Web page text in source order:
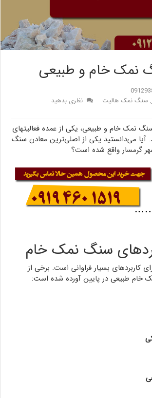
نمک خام و طبیعی
, سنگ نمک هالیت
نظری بدهید
نمک خام و طبیعی، یکی از عمده فعالیتهای
آیا می‌دانستید یکی از اصلی‌ترین معادن سنگ
گرمسار واقع شده است؟
سنگ نمک خام
کاربردهای بسیار فراوانی است. برخی از
خام طبیعی در پایین آورده شده است: